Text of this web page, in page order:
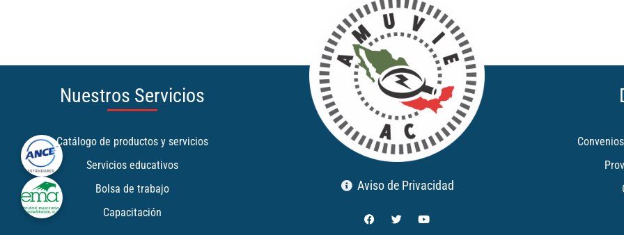
Nuestros Servicios
Catálogo de productos y servicios
Servicios educativos
Bolsa de trabajo
Capacitación
Aviso de Privacidad